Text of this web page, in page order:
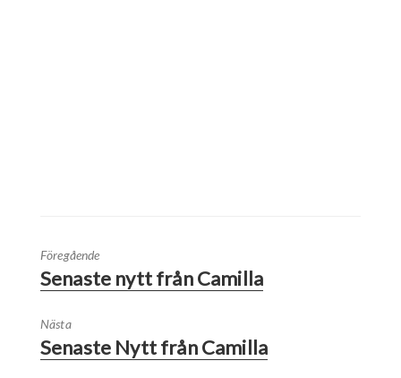
Föregående
Senaste nytt från Camilla
Nästa
Senaste Nytt från Camilla